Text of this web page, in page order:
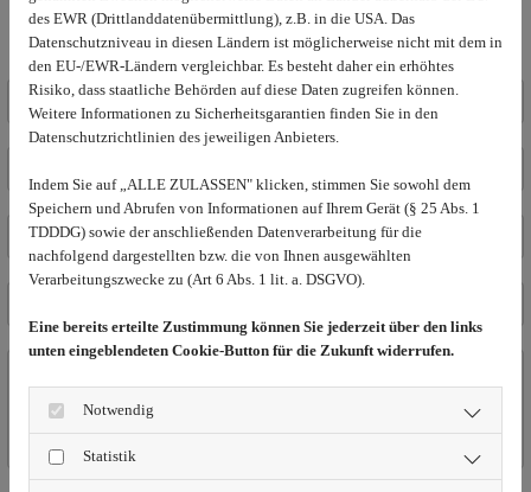
Senden Sie uns eine Nachricht:
des EWR (Drittlanddatenübermittlung), z.B. in die USA. Das
Datenschutzniveau in diesen Ländern ist möglicherweise nicht mit dem in
den EU-/EWR-Ländern vergleichbar. Es besteht daher ein erhöhtes
Risiko, dass staatliche Behörden auf diese Daten zugreifen können.
Weitere Informationen zu Sicherheitsgarantien finden Sie in den
Datenschutzrichtlinien des jeweiligen Anbieters.
Indem Sie auf „ALLE ZULASSEN" klicken, stimmen Sie sowohl dem
Speichern und Abrufen von Informationen auf Ihrem Gerät (§ 25 Abs. 1
TDDDG) sowie der anschließenden Datenverarbeitung für die
nachfolgend dargestellten bzw. die von Ihnen ausgewählten
Verarbeitungszwecke zu (Art 6 Abs. 1 lit. a. DSGVO).
Eine bereits erteilte Zustimmung können Sie jederzeit über den links
unten eingeblendeten Cookie-Button für die Zukunft widerrufen.
Notwendig
Statistik